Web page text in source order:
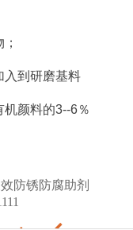
入到研磨基料
颜料的3--6％
防锈防腐助剂